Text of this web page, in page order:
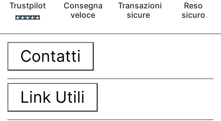
Trustpilot
Consegna
veloce
Transazioni
sicure
Reso
sicuro
Contatti
Link Utili